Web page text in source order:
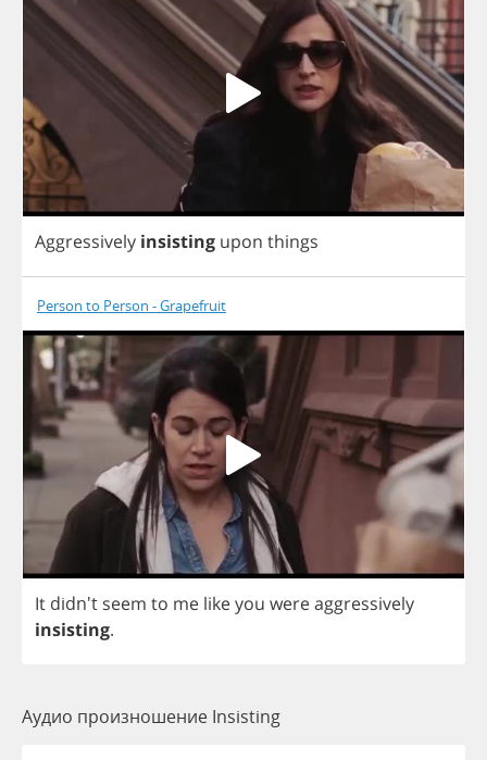
Aggressively insisting upon things
Person to Person - Grapefruit
It didn't seem to me likeyou wereaggressively
insisting.
Аудио произношение Insisting